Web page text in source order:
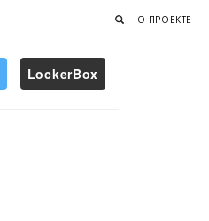
О ПРОЕКТЕ
LockerBox